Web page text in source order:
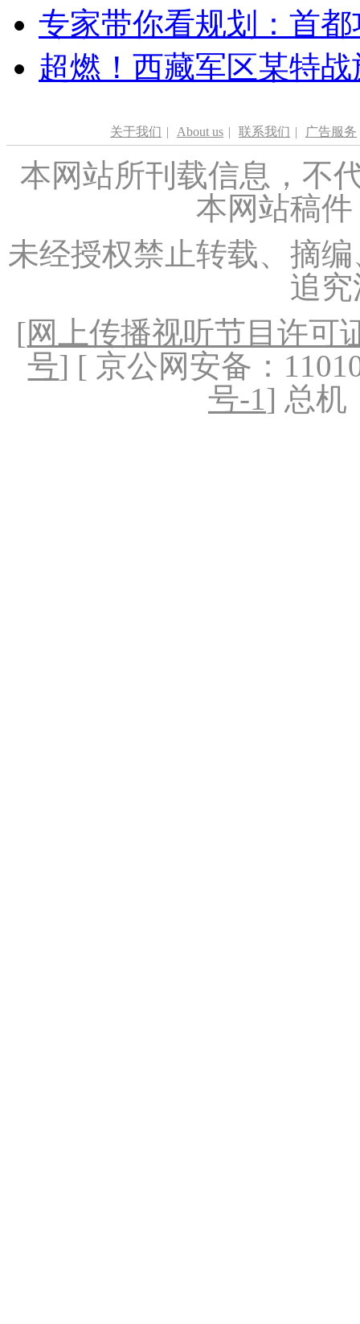
专家带你看规划：首
超燃！西藏军区某特
关于我们 | About us | 联系我们 | 广告服务
本网站所刊载信息，不
本网站稿
未经授权禁止转载、摘
追
[网上传播视听节目许可
号] [ 京公网安备：
号-1] 总机